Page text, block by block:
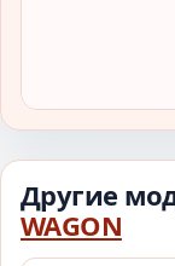
Другие
WAGON